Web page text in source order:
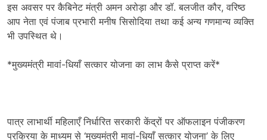
इस अवसर पर कैबिनेट मंत्री अमन अरोड़ा और डॉ. बलजीत कौर, वरिष्ठ
आप नेता एवं पंजाब प्रभारी मनीष सिसोदिया तथा कई अन्य गणमान्य व्यक्ति
भी उपस्थित थे।
*मुख्यमंत्री मावां-धियाँ सत्कार योजना का लाभ कैसे प्राप्त करें*
पात्र लाभार्थी महिलाएँ निर्धारित सरकारी केंद्रों पर ऑफलाइन पंजीकरण
प्रक्रिया के माध्यम से ‘मुख्यमंत्री मावां-धियाँ सत्कार योजना’ के लिए